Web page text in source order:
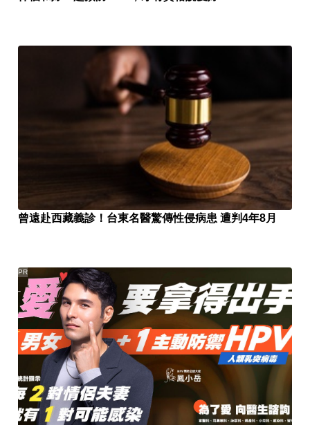
曾遠赴西藏義診！台東名醫驚傳性侵病患 遭判4年8月
PR